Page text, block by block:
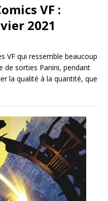
VF :
2021
VF qui ressemble beaucoup
de sorties Panini, pendant
la qualité à la quantité, que